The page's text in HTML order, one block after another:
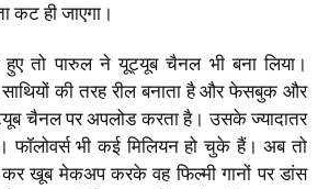
कट ही जाएगा।
हुए तो पारुल ने यूट्यूब चैनल भी बना लिया।
की तरह रील बनाता है और फेसबुक और
चैनल पर अपलोड करता है। उसके ज्यादातर
फॉलोवर्स भी कई मिलियन हो चुके हैं। अब तो
खूब मेकअप करके वह फिल्मी गानों पर डांस